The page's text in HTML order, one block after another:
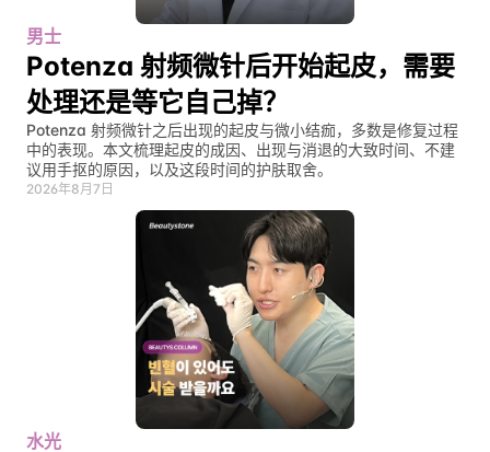
男士
Potenza 射频微针后开始起皮，需要
处理还是等它自己掉？
Potenza 射频微针之后出现的起皮与微小结痂，多数是修复过程
中的表现。本文梳理起皮的成因、出现与消退的大致时间、不建
议用手抠的原因，以及这段时间的护肤取舍。
2026年8月7日
水光